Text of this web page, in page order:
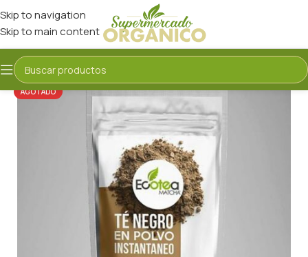
Skip to navigation
Skip to main content
AGOTADO